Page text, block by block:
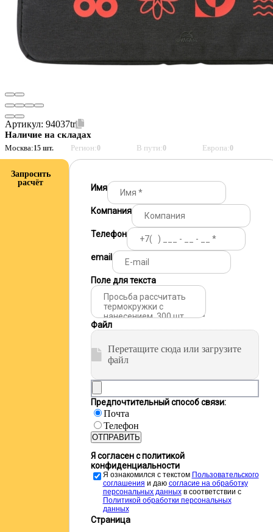
Артикул: 94037tr
Наличие на складах
Москва:15 шт. Регион:0 В пути:0 Европа:0
Запросить
расчёт
Имя
Компания
Телефон
email
Поле для текста
Файл
Перетащите сюда или загрузите
файл
Предпочтительный способ связи:
Почта
Телефон
ОТПРАВИТЬ
Я согласен с политикой
конфиденциальности
Я ознакомился с текстом Пользовательского
соглашения и даю cогласие на обработку
персональных данныхв соответствии с
Политикой обработки персональных
данных
Страница